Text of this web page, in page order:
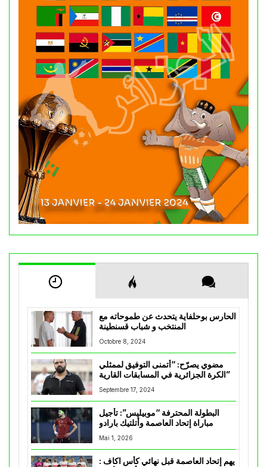
الحارس بوحلفاية يتحدث عن طموحاته مع
المنتخب و شباب قسنطينة
Octobre 8, 2024
مضوي يصرّح: “أتمنى التوفيق لممثلي
الكرة الجزائرية في المسابقات القارية”
Septembre 17, 2024
البطولة المحترفة “موبيليس”: تأجيل
مباراة إتحاد العاصمة وأتلتيك بارادو
Mai 1, 2026
يهم إتحاد العاصمة قبل نهائي كأس اكاف :